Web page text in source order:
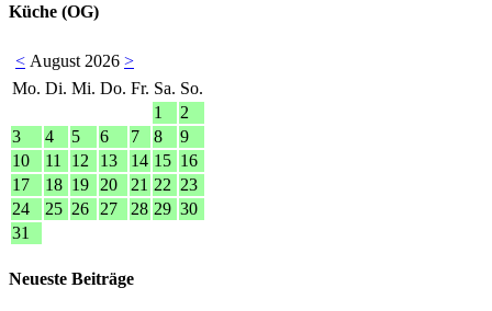
Küche (OG)
< August 2026 >
Mo. Di. Mi. Do. Fr. Sa. So.
1
2
3
4 5 6 7 8
9
10
11 12 13 14 15 16
17
18 19 20 21 22 23
24
25 26 27 28 29 30
31
Neueste Beiträge